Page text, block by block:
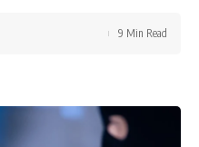
9 Min Read